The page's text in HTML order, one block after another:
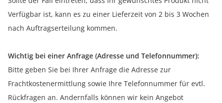
Verfügbar ist, kann es zu einer Lieferzeit von 2 bis 3 Wochen
nach Auftragserteilung kommen.
Wichtig bei einer Anfrage (Adresse und Telefonnummer):
Bitte geben Sie bei Ihrer Anfrage die Adresse zur
Frachtkostenermittlung sowie Ihre Telefonnummer für evtl.
Rückfragen an. Andernfalls können wir kein Angebot